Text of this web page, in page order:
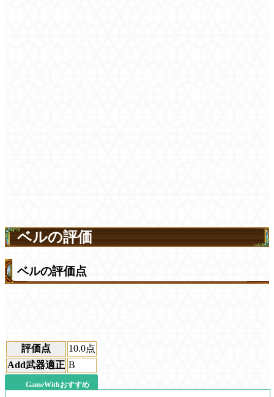
ベルの評価
ベルの評価点
評価点 10.0点
Add武器適正 B
GameWithおすすめ